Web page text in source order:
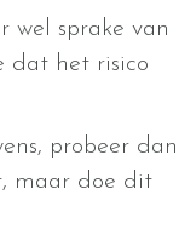
wel sprake van
dat het risico
probeer dan
maar doe dit